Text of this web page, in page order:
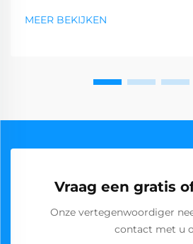
MEER BEKIJKEN
Vraag een gratis
Onze vertegenwoordiger
contact met u